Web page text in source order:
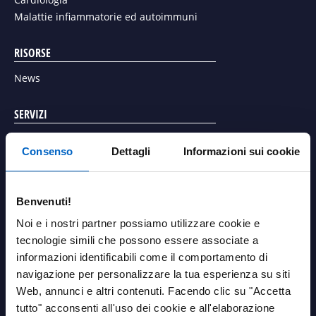
Consenso Dettagli Informazioni sui cookie
Benvenuti!
Noi e i nostri partner possiamo utilizzare cookie e
tecnologie simili che possono essere associate a
informazioni identificabili come il comportamento di
navigazione per personalizzare la tua esperienza su siti
Web, annunci e altri contenuti. Facendo clic su "Accetta
tutto" acconsenti all'uso dei cookie e all'elaborazione
Riduzione
temporanea
della capacità
lavorativa
21%
Riduzione
permanente
6%
Perdita del
lavoro o
anticipato
8%
Malattia non pericolosa per la vista ma con un
giustificare i rischi associati a un intervento medico
o chirurgico.
Generalmente presentano uno o più dei seguenti
segni
Malattie infiammatorie ed autoimmuni
RISORSE
News
SERVIZI
Richiedi un contatto con un referente Amgen
Richiedi una valutazione di stabilità della temperatura dei
AREA PERSONALE
Login
LINK UTILI
Contatti